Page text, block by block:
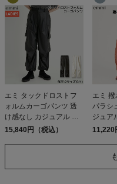
エミ タックドロストフ
ォルムカーゴパンツ 透
け感なし カジュアル パ
ンツ ウエストゴム ポケ
15,840円（税込）
エミ
パラシ
ジュア
パンツ
11,220